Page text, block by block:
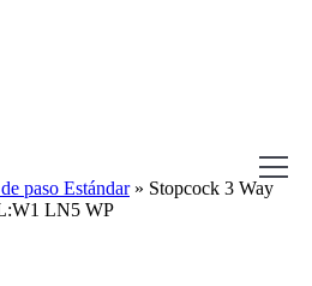
paso Estándar» Stopcock 3 Way
LN5 WP